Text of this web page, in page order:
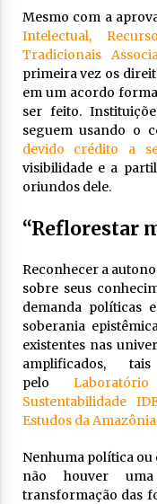
Mesmo com a
Intelectual,
Tradicionais
primeira vez os
em um acordo
ser feito.
seguem usando o
devido crédito a
visibilidade e a
oriundos dele.
“Reflorestar
Reconhecer a
sobre seus
demanda políticas
soberania
existentes nas
amplificados,
pelo
Sustentabilidade
Estudos da
Nenhuma política ou
não houver
transformação das